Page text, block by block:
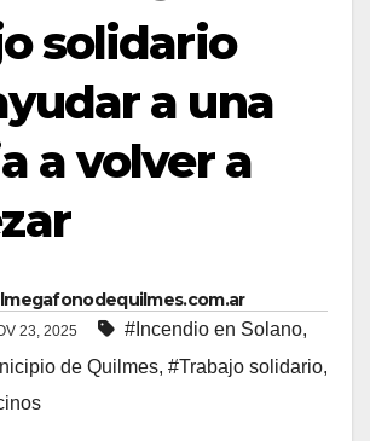
solidario
a una
a volver a
23, 2025 #Incendio en Solano,
de Quilmes, #Trabajo solidario,